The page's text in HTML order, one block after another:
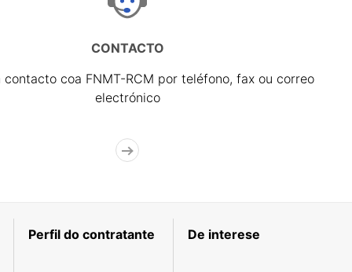
CONTACTO
contacto coa FNMT-RCM por teléfono, fax ou correo
electrónico
Perfil do contratante De interese